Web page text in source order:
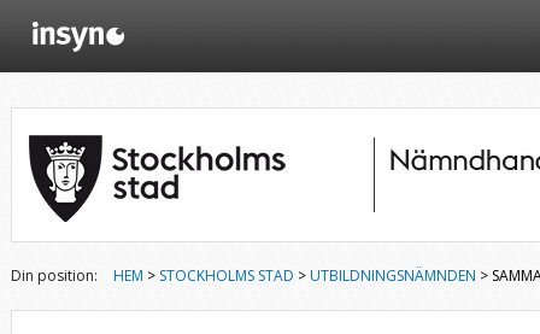
Din position: HEM > STOCKHOLMS STAD >UTBILDNINGSNÄMNDEN >